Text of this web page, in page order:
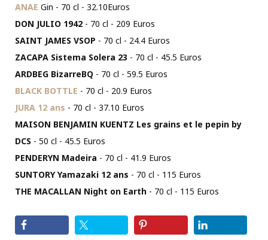
ANAE Gin - 70 cl - 32.10Euros
DON JULIO 1942 - 70 cl - 209 Euros
SAINT JAMES VSOP - 70 cl - 24.4 Euros
ZACAPA Sistema Solera 23 - 70 cl - 45.5 Euros
ARDBEG BizarreBQ - 70 cl - 59.5 Euros
BLACK BOTTLE - 70 cl - 20.9 Euros
JURA 12 ans - 70 cl - 37.10 Euros
MAISON BENJAMIN KUENTZ Les grains et le pepin by
DCS - 50 cl - 45.5 Euros
PENDERYN Madeira - 70 cl - 41.9 Euros
SUNTORY Yamazaki 12 ans - 70 cl - 115 Euros
THE MACALLAN Night on Earth - 70 cl - 115 Euros